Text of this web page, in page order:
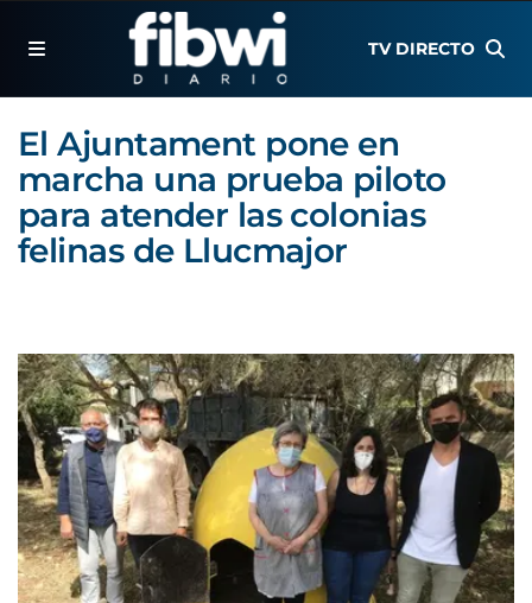
TV DIRECTO
El Ajuntament pone en
marcha una prueba piloto
para atender las colonias
felinas de Llucmajor